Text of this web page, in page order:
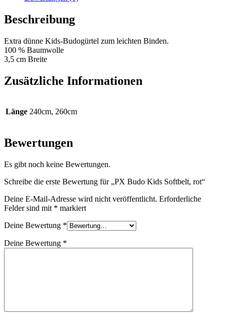
Beschreibung
Extra dünne Kids-Budogürtel zum leichten Binden.
100 % Baumwolle
3,5 cm Breite
Zusätzliche Informationen
Länge 240cm, 260cm
Bewertungen
Es gibt noch keine Bewertungen.
Schreibe die erste Bewertung für „PX Budo Kids Softbelt, rot“
Deine E-Mail-Adresse wird nicht veröffentlicht. Erforderliche
Felder sind mit * markiert
Deine Bewertung *
Deine Bewertung *